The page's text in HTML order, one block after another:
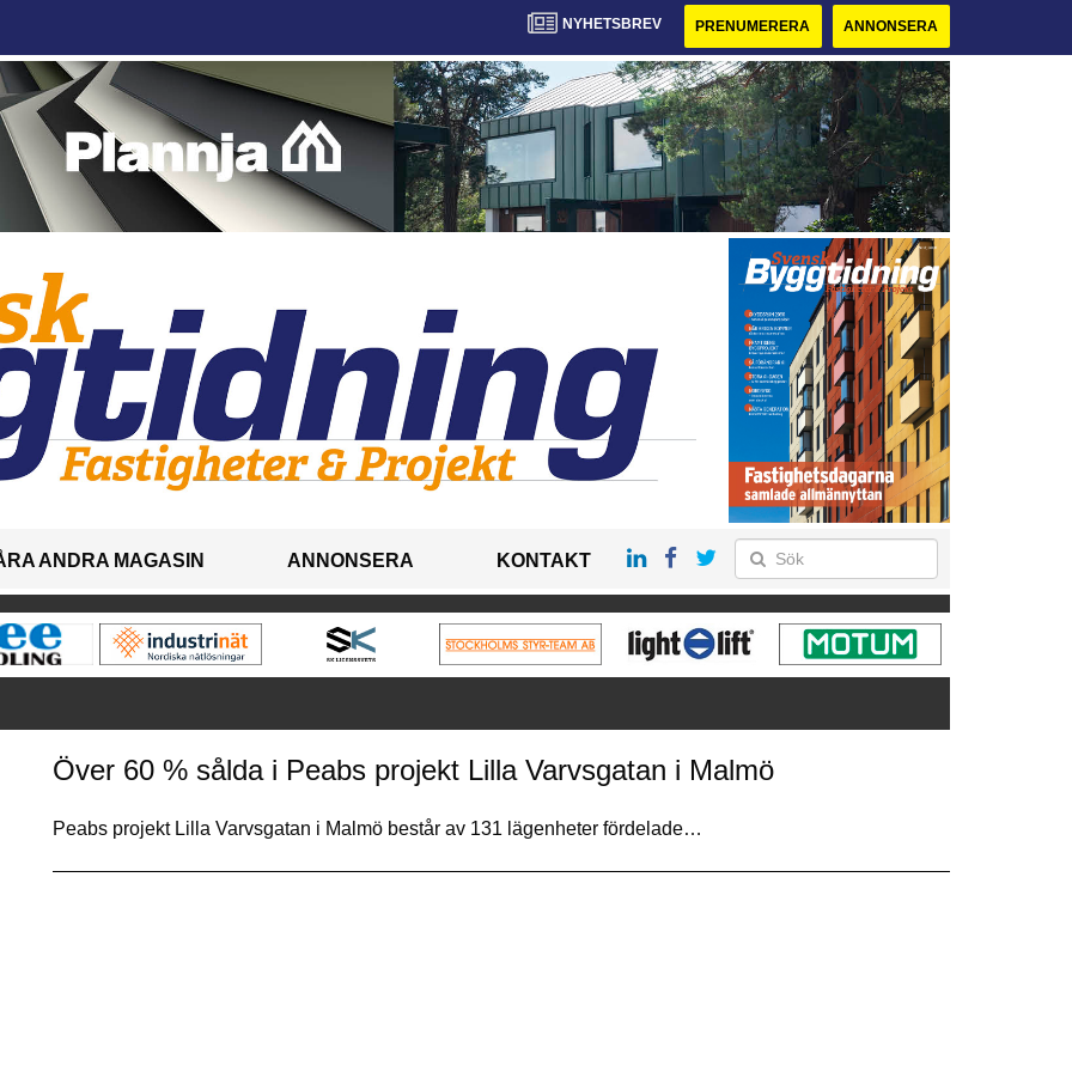
NYHETSBREV PRENUMERERA ANNONSERA
ANDRA MAGASIN ANNONSERA KONTAKT
Över 60 % sålda i Peabs projekt Lilla Varvsgatan i Malmö
Peabs projekt Lilla Varvsgatan i Malmö består av 131 lägenheter fördelade…